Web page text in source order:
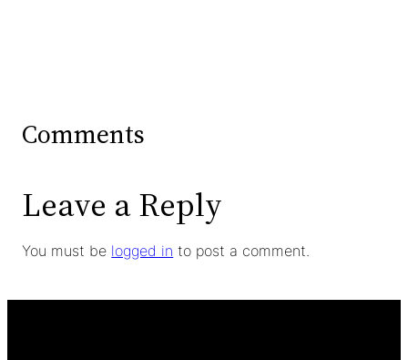
Comments
Leave a Reply
You must be logged in to post a comment.